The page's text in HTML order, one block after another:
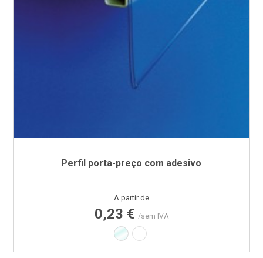
Perfil porta-preço com adesivo
Preço
A partir de
0,23 € /sem IVA
Transparente
Branco